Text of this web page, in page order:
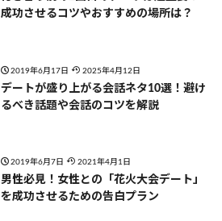
成功させるコツやおすすめの場所は？
2019年6月17日 2025年4月12日
デートが盛り上がる会話ネタ10選！避け
るべき話題や会話のコツを解説
2019年6月7日 2021年4月1日
男性必見！女性との「花火大会デート」
を成功させるための告白プラン